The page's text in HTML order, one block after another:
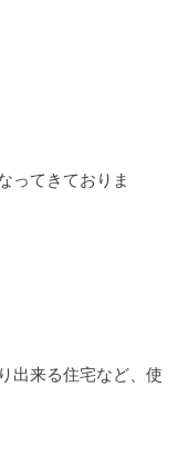
ってきておりま
出来る住宅など、使